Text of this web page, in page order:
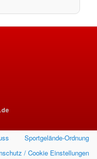
Sportgelände-Ordnung
/ Cookie Einstellungen